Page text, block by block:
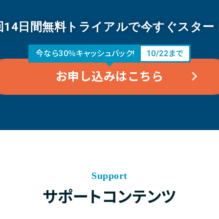
14日間無料トライアルで今すぐスター
今なら30％キャッシュバック! 10/22まで
お申し込みはこちら
Support
サポートコンテンツ